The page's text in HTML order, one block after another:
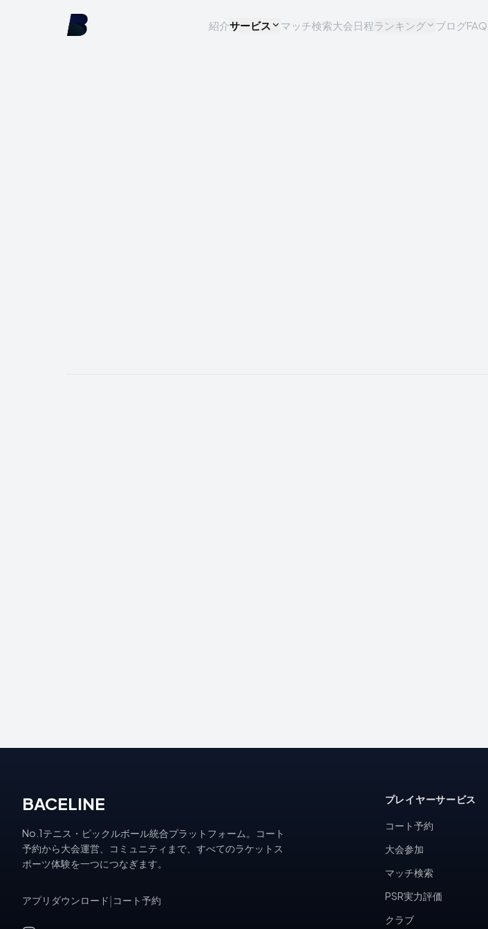
紹介サービス マッチ検索大会日程ランキング ブログFAQ
BACELINE
No.1テニス・ピックルボール統合プラットフォーム。コート
予約から大会運営、コミュニティまで、すべてのラケットス
ポーツ体験を一つにつなぎます。
アプリダウンロード コート予約
プレイヤーサービス
コート予約
大会参加
マッチ検索
PSR実力評価
クラブ